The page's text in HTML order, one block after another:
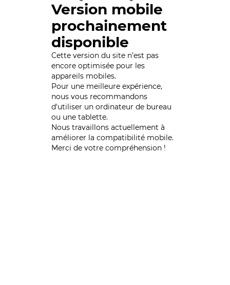
Version mobile
prochainement
disponible
Cette version du site n’est pas
encore optimisée pour les
appareils mobiles.
Pour une meilleure expérience,
nous vous recommandons
d'utiliser un ordinateur de bureau
ou une tablette.
Nous travaillons actuellement à
améliorer la compatibilité mobile.
Merci de votre compréhension !